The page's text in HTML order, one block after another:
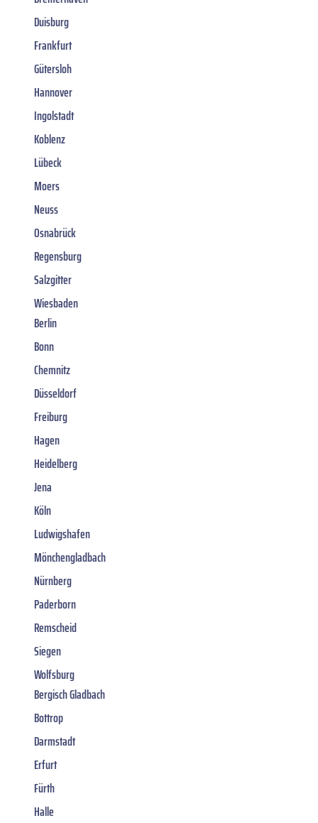
Duisburg
Frankfurt
Gütersloh
Hannover
Ingolstadt
Koblenz
Lübeck
Moers
Neuss
Osnabrück
Regensburg
Salzgitter
Wiesbaden
Berlin
Bonn
Chemnitz
Düsseldorf
Freiburg
Hagen
Heidelberg
Jena
Köln
Ludwigshafen
Mönchengladbach
Nürnberg
Paderborn
Remscheid
Siegen
Wolfsburg
Bergisch Gladbach
Bottrop
Darmstadt
Erfurt
Fürth
Halle